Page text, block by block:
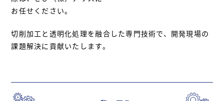
お任せください。
切削加工と透明化処理を融合した専門技術で、開発現場の
課題解決に貢献いたします。